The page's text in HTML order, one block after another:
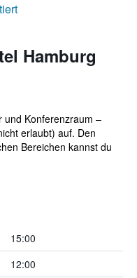
Hamburg
und Konferenzraum –
erlaubt) auf. Den
Bereichen kannst du
15:00
12:00